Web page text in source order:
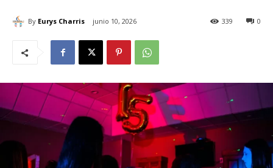
By Eurys Charris junio 10, 2026 0
339